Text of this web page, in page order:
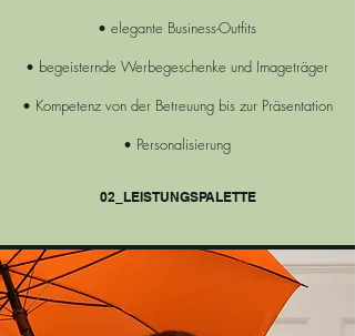
• elegante Business-Outfits
• begeisternde Werbegeschenke und Imageträger
• Kompetenz von der Betreuung bis zur Präsentation
• Personalisierung
02_LEISTUNGSPALETTE